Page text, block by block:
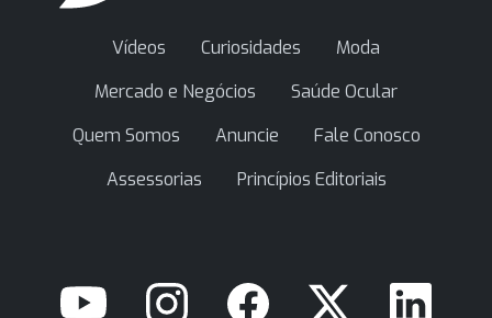
Vídeos Curiosidades
Moda
Mercado e Negócios
Saúde Ocular
Quem Somos
Anuncie
Fale Conosco
Assessorias
Princípios Editoriais